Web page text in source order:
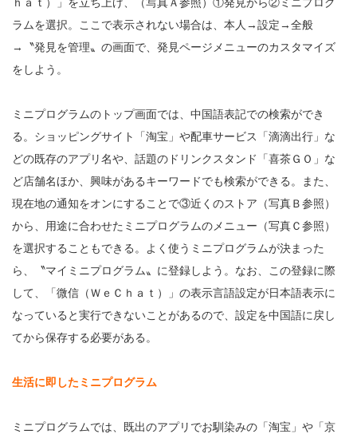
ラムを選択。ここで表示されない場合は、本人→設定→全般
→〝発見を管理〟の画面で、発見ページメニューのカスタマイズ
をしよう。
ミニプログラムのトップ画面では、中国語表記での検索ができ
る。ショッピングサイト「淘宝」や配車サービス「滴滴出行」な
どの既存のアプリ名や、話題のドリンクスタンド「喜茶ＧＯ」な
ど店舗名ほか、興味があるキーワードでも検索ができる。また、
現在地の通知をオンにすることで③近くのストア（写真Ｂ参照）
から、用途に合わせたミニプログラムのメニュー（写真Ｃ参照）
を選択することもできる。よく使うミニプログラムが決まった
ら、〝マイミニプログラム〟に登録しよう。なお、この登録に際
して、「微信（ＷｅＣｈａｔ）」の表示言語設定が日本語表示に
なっていると実行できないことがあるので、設定を中国語に戻し
てから保存する必要がある。
生活に即したミニプログラム
ミニプログラムでは、既出のアプリでお馴染みの「淘宝」や「京